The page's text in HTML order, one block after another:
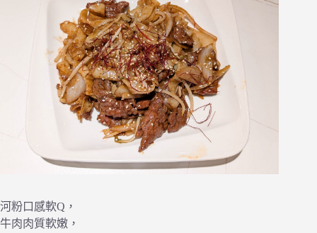
河粉口感軟Q，
牛肉肉質軟嫩，